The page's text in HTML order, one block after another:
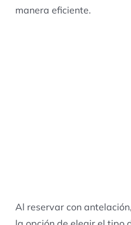
manera eficiente.
Al reservar con